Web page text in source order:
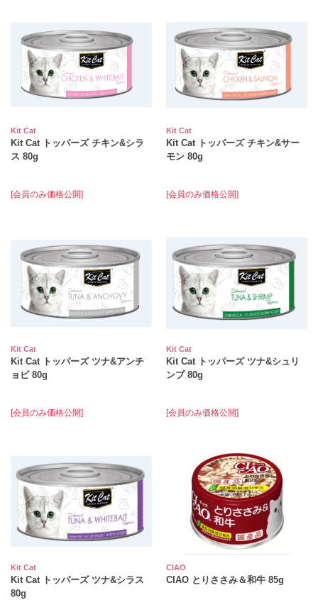
Kit Cat
Kit Cat トッパーズ チキン&シラ
ス 80g
[会員のみ価格公開]
Kit Cat
Kit Cat トッパーズ チキン&サー
モン 80g
[会員のみ価格公開]
Kit Cat
Kit Cat トッパーズ ツナ&アンチ
ョビ 80g
[会員のみ価格公開]
Kit Cat
Kit Cat トッパーズ ツナ&シュリ
ンプ 80g
[会員のみ価格公開]
Kit Cat
Kit Cat トッパーズ ツナ&シラス
80g
CIAO
CIAO とりささみ＆和牛 85g